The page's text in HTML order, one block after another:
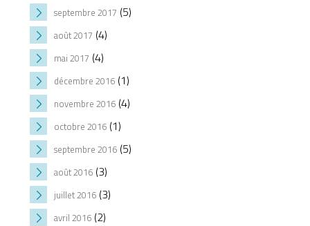
septembre 2017 (5)
août 2017 (4)
mai 2017 (4)
décembre 2016(1)
novembre 2016(4)
octobre 2016(1)
septembre 2016(5)
août 2016(3)
juillet 2016(3)
avril 2016(2)